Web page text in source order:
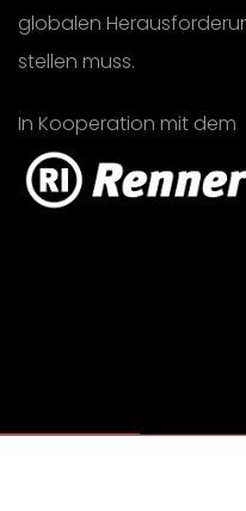
globalen
stellen muss.
In Kooperation mit dem